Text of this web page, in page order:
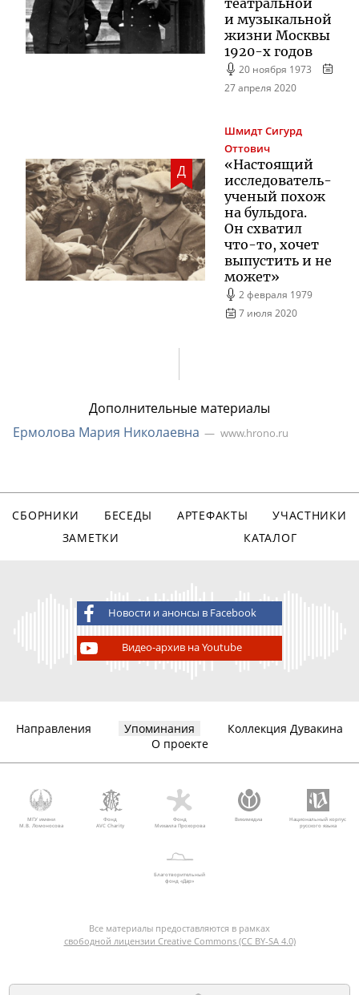
и музыкальной
жизни Москвы
1920-х годов
20 ноября 1973
27 апреля 2020
Д
ШмидтСигурд
Оттович
«Настоящий
исследователь-
ученый похож
на бульдога.
Он схватил
что-то, хочет
выпустить и не
может»
2 февраля 1979
7 июля 2020
Дополнительные материалы
Ермолова Мария Николаевна
www.hrono.ru
СБОРНИКИ БЕСЕДЫ АРТЕФАКТЫ
УЧАСТНИКИ
ЗАМЕТКИ
КАТАЛОГ
Новости и анонсы в Facebook
Видео-архив на Youtube
Направления Упоминания
Коллекция Дувакина
О проекте
МГУ имени
М.В. Ломоносова
Фонд
AVC Charity
Фонд
Михаила Прохорова
Викимедиа
Национальный корпус
русского языка
Благотворительный
фонд «Дар»
Все материалы предоставляются в рамках
свободной лицензии Creative Commons (CC BY-SA 4.0)